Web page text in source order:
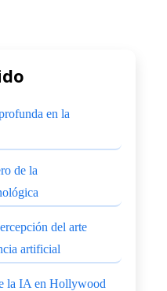
en la
de la
del arte
artificial
la IA en Hollywood